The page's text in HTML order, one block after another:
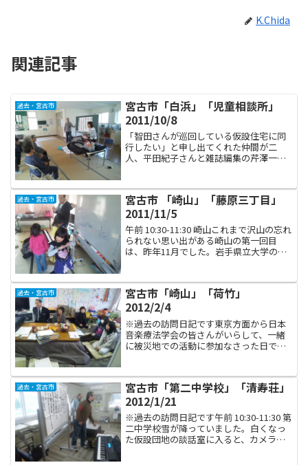
K.Chida
関連記事
過去・宮古市
宮古市「白浜」「児童相談所」
2011/10/8
「智田さんが巡回している仮設住宅に同
行したい」と申し出てくれた仲間が二
人、平田紀子さんと雑誌編集の芹澤一美
陸海岸にある大きな半島の一つ、重茂半
島を北回り...
過去・宮古市
宮古市 「崎山」「藤原三丁目」
2011/11/5
午前 10:30-11:30 崎山これまで沢山の忘れ
られない思い出がある崎山の第一回目
は、昨年11月でした。岩手県立大学のボ
て大人の相手を‥と思っていましたが、
子供たち...
過去・宮古市
宮古市「崎山」「荷竹」
2012/2/4
※過去の訪問日記です東京方面から日本
音楽療法学会の皆さんがいらして、一緒
に被災地での活動に参加なさった日で
日に盛岡にお泊りになって、早朝に出発
というスケジュールでした。...
過去・宮古市
宮古市「第二中学校」「清寿荘」
2012/1/21
※過去の訪問日記です午前 10:30-11:30 第
二中学校雪が降っていました。白くなっ
た仮設団地の談話室に入ると、カメラを